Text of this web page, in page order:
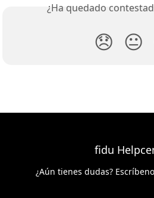
¿Ha quedado
😞 😐
fidu
¿Aún tienes dudas?